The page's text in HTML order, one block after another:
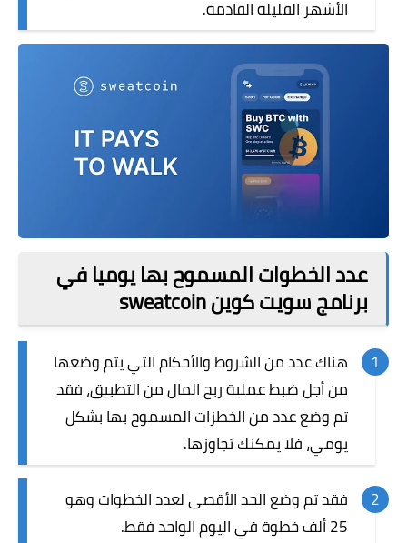
الأشهر القليلة القادمة.
عدد الخطوات المسموح بها يوميا في
برنامج سويت كوين sweatcoin
هناك عدد من الشروط والأحكام التي يتم وضعها
من أجل ضبط عملية ربح المال من التطبيق، فقد
تم وضع عدد من الخطزات المسموح بها بشكل
يومي، فلا يمكنك تجاوزها.
فقد تم وضع الحد الأقصى لعدد الخطوات وهو
25 ألف خطوة في اليوم الواحد فقط.